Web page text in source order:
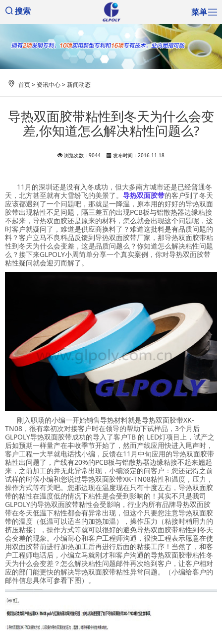
搜索 菜单
首页> 资讯中心>新闻动态
导热双面胶带粘性到冬天为什么会变
差,你知道怎么解决粘性问题么?
浏览次数：9044 发布时间：2016-11-18
11月的深圳还是没有入冬成功，但大多南方城市还是已经普通冬
天，北方甚至就有大雪纷飞的美景了。 导热双面胶带的客户到了冬天
应该都遇到了一个问题吧，那就是一降温，原本用的好好的导热双面
胶带出现粘性不足问题，隔三差五的出现PCB板与铝散热器边缘粘接
不起来，导热双面胶还是原来的材料，怎么就会出现这个问题呢，这
时客户就疑问了，难道是供应商换料了？难道这批料是有品质问题的
料？客户立马不良料品反馈到导热双面胶带厂家，那导热双面胶带粘
性到冬天为什么会变差，这是品质问题么？你知道怎么解决粘性问题
么？接下来GLPOLY小周简单分享一个真实案例，你对导热双面胶带
粘性疑问就会迎刃而解了。
刚入职场的小编一开始销售导热材料就是导热双面胶带XK-
TN08，很有幸初次对接客户时在领导的帮助下试样品，3个月后
GLPOLY导热双面胶带成功的导入了客户TB 的 LED灯项目上，试产之
后如预期一样量产在丰收季节开始了，然而产线应用快进入尾声时，
客户工程一大早就电话找小编，反馈在11月中旬应用的导热双面胶带
粘性出问题了，产线有20%的PCB板与铝散热器边缘粘接不起来翘起
来，之前加工的并无此异常出现，小编淡定的问客户：您还记得之前
试样的时候小编和您说过导热双面胶带XK-TN08粘性和温度，压力，
操作方式等有关吧。您那边现在温度现在只有十度左右，导热双面胶
带的粘性在温度低的情况下粘性是会受到影响的！其实不只是我司
GLPOLY的导热双面胶带粘性会受影响，行业内所有品牌导热双面胶
带在冬天低温下粘性都会有异常出现，但这个只要您注意导热双面胶
带的温度（低温可以适当的加热加温），操作压力（粘接时稍用力的
挤压粘接），操作方式等就可以很好的避免导热双面胶带粘性到冬天
会变差的现象。小编耐心和客户工程师沟通，很快工程表示愿意在使
用双面胶带前进行加热加工后再进行后面的粘接工序！当然了，和客
户工程师电话后，小编立马就刚才和客户沟通的导热双面胶带粘性冬
天为什么会变差？怎么解决粘性问题邮件再次给到客户，让客户相对
应的部门能更快的解决导热双面胶带粘性异常问题。（小编给客户的
邮件信息具体可参看下图）。